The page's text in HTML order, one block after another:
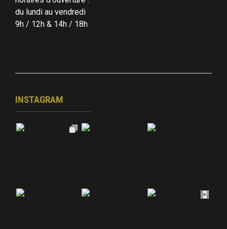
du lundi au vendredi
9h / 12h & 14h / 18h
INSTAGRAM